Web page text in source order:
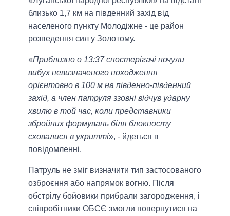
близько 1,7 км на південний захід від
населеного пункту Молодіжне - це район
розведення сил у Золотому.
«Приблизно о 13:37 спостерігачі почули
вибух невизначеного походження
орієнтовно в 100 м на південно-південний
захід, а член патруля ззовні відчув ударну
хвилю в той час, коли представники
збройних формувань біля блокпосту
сховалися в укритті», - йдеться в
повідомленні.
Патруль не зміг визначити тип застосованого
озброєння або напрямок вогню. Після
обстрілу бойовики прибрали загородження, і
співробітники ОБСЄ змогли повернутися на